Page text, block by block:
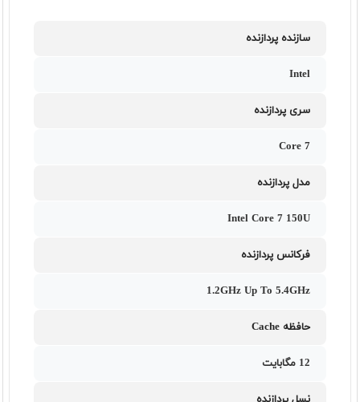
سازنده پردازنده
Intel
سری پردازنده
Core 7
مدل پردازنده
Intel Core 7 150U
فرکانس پردازنده
1.2GHz Up To 5.4GHz
حافظه Cache
12 مگابایت